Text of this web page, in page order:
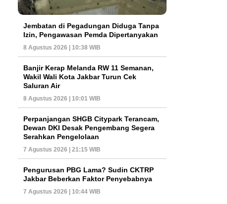
Jembatan di Pegadungan Diduga Tanpa
Izin, Pengawasan Pemda Dipertanyakan
8 Agustus 2026 | 10:38 WIB
Banjir Kerap Melanda RW 11 Semanan,
Wakil Wali Kota Jakbar Turun Cek
Saluran Air
8 Agustus 2026 | 10:01 WIB
Perpanjangan SHGB Citypark Terancam,
Dewan DKI Desak Pengembang Segera
Serahkan Pengelolaan
7 Agustus 2026 | 21:15 WIB
Pengurusan PBG Lama? Sudin CKTRP
Jakbar Beberkan Faktor Penyebabnya
7 Agustus 2026 | 10:44 WIB